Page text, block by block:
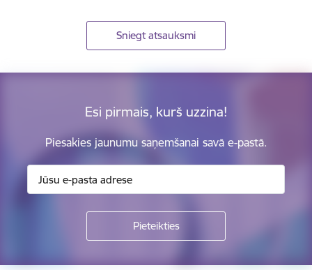
Sniegt atsauksmi
Esi pirmais, kurš uzzina!
Piesakies jaunumu saņemšanai savā e-pastā.